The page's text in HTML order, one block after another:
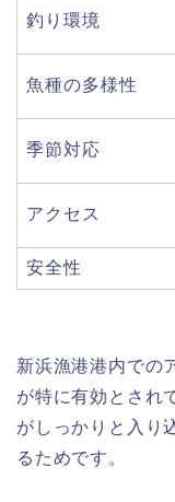
釣り環境
魚種の多様性
季節対応
アクセス
安全性
新浜漁港港内での
が特に有効とされ
がしっかりと入り
るためです。